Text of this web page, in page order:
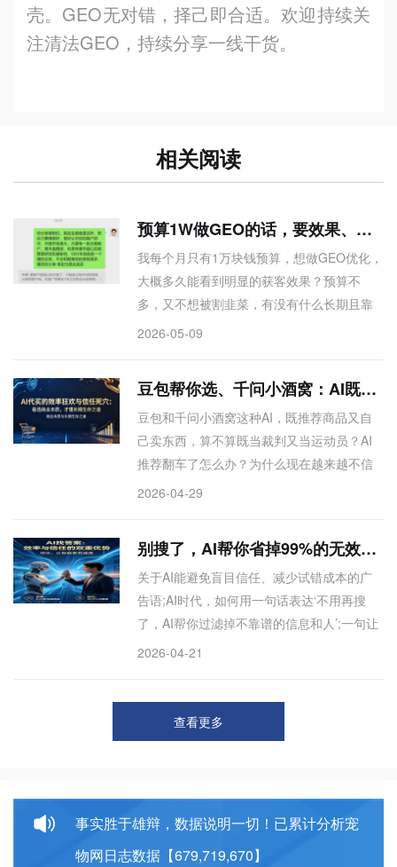
壳。GEO无对错，择己即合适。欢迎持续关
注清法GEO，持续分享一线干货。
相关阅读
预算1W做GEO的话，要效果、要长久、要信任 那是忽悠
我每个月只有1万块钱预算，想做GEO优化，
大概多久能看到明显的获客效果？预算不
多，又不想被割韭菜，有没有什么长期且靠
谱的GEO推广方案？怎么判断一家服务商是
能信？跟那些要花好几万的深度GEO服务有
什么区别？预算有限（月1W以内），却既要
效果快、又要长久、还要信任。文章直指现
实——常规布局客户等不了，纯付费卷不过
大预算，唯有“短频快+割”能成交。文章为预
2026-05-09
豆包帮你选、千问小酒窝：AI既当裁判又当运动员，信任如何安放
豆包和千问小酒窝这种AI，既推荐商品又自
己卖东西，算不算既当裁判又当运动员？AI
推荐翻车了怎么办？为什么现在越来越不信
任AI给我的购物建议？都说AI会取代电商，但
率，却面临裁判员与运动员合一的信任危
机。平台在用户体验与商业变现间难求公
正，短期红利终将消退。商家需两手准备：
既要建设AI生态美誉度，又要夯实传统电商
根基。先入场者仍能吃到红利，商业本质从
2026-04-29
别搜了，AI帮你省掉99%的无效信任
关于AI能避免盲目信任、减少试错成本的广
告语;AI时代，如何用一句话表达‘不用再搜
了，AI帮你过滤掉不靠谱的信息和人’;一句让
用户觉得‘早点知道就好了’的AI卖点文案，关
2026-04-21
查看更多
事实胜于雄辩，数据说明一切！已累计分析宠
物网日志数据【679,719,670】